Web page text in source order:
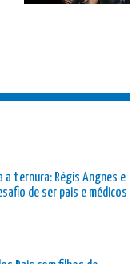
a ternura: Régis Angnes e
de ser pais e médicos